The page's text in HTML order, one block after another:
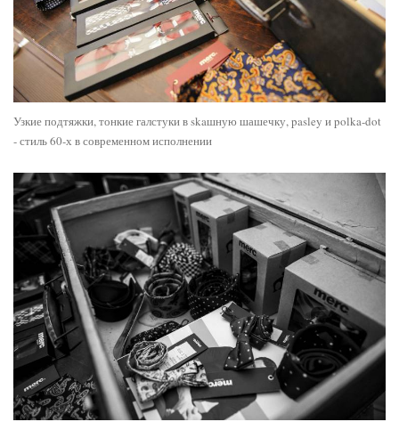
Узкие подтяжки, тонкие галстуки в skaшную шашечку, pasley и polka-dot
- стиль 60-х в современном исполнении